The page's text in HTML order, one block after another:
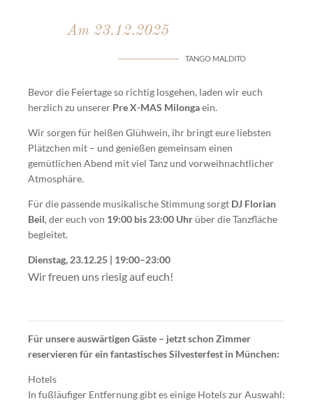
Am 23.12.2025
TANGO MALDITO
Bevor die Feiertage so richtig losgehen, laden wir euch
herzlich zu unserer Pre X-MAS Milongaein.
Wir sorgen für heißen Glühwein, ihr bringt eure liebsten
Plätzchen mit – und genießen gemeinsam einen
gemütlichen Abend mit viel Tanz und vorweihnachtlicher
Atmosphäre.
Für die passende musikalische Stimmung sorgt DJ Florian
Beil, der euch von 19:00 bis 23:00 Uhr über die Tanzfläche
begleitet.
Dienstag, 23.12.25 | 19:00–23:00
Wir freuen uns riesig auf euch!
Für unsere auswärtigen Gäste – jetzt schon Zimmer
reservieren für ein fantastisches Silvesterfest in München:
Hotels
In fußläufiger Entfernung gibt es einige Hotels zur Auswahl: